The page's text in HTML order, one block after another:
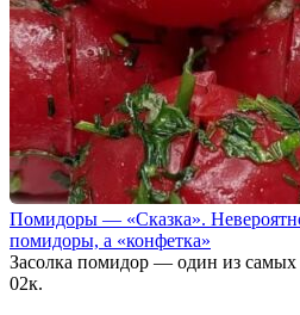
Помидоры — «Сказка».
помидоры, а «конфетка»
Засолка помидор — один из самых
02к.